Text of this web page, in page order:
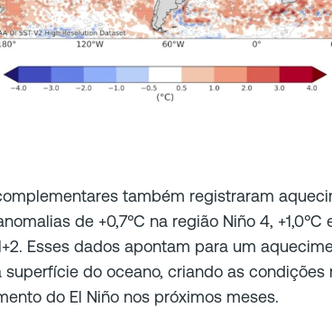
também registraram
de +0,7°C na região Niño 4, +1,0°C
Esses dados apontam para um
superfície do oceano, criando as condições
do El Niño nos próximos meses.